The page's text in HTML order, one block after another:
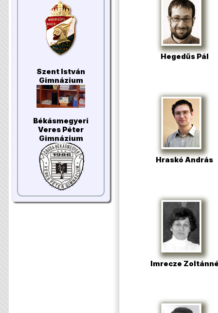
Szent István
Gimnázium
Békásmegyeri
Veres Péter
Gimnázium
Hegedűs Pál
Hraskó András
Imrecze